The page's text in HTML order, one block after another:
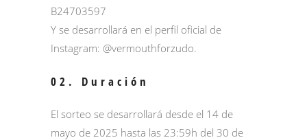
B24703597
Y se desarrollará en el perfil oficial de
Instagram: @vermouthforzudo.
02. Duración
El sorteo se desarrollará desde el 14 de
mayo de 2025 hasta las 23:59h del 30 de